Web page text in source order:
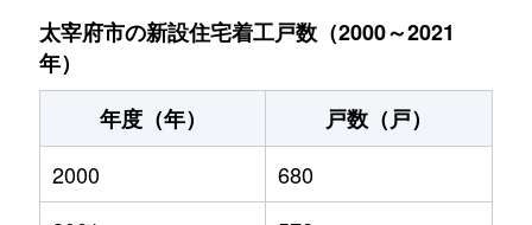
太宰府市の新設住宅着工戸数（2000～2021
年）
年度（年）
戸数（戸）
2000
680